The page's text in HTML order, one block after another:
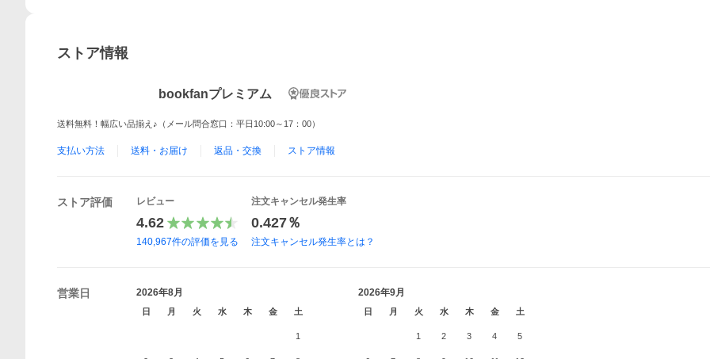
ストア情報
bookfanプレミアム
送料無料！幅広い品揃え♪（メール問合窓口：平日10:00～17：00）
支払い方法 送料・お届け 返品・交換 ストア情報
ストア評価 レビュー
4.62
140,967件の評価を見る
注文キャンセル発生率
0.427％
注文キャンセル発生率とは？
営業日 2026年8月
日 月 火 水 木 金 土
1
2026年9月
日 月 火 水 木 金 土
1 2 3 4 5